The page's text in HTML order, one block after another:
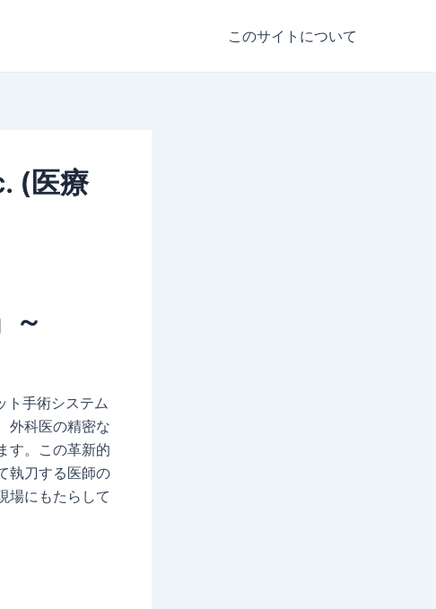
このサイトについて
(医療
～
ト手術システム
外科医の精密な
す。この革新的
執刀する医師の
場にもたらして